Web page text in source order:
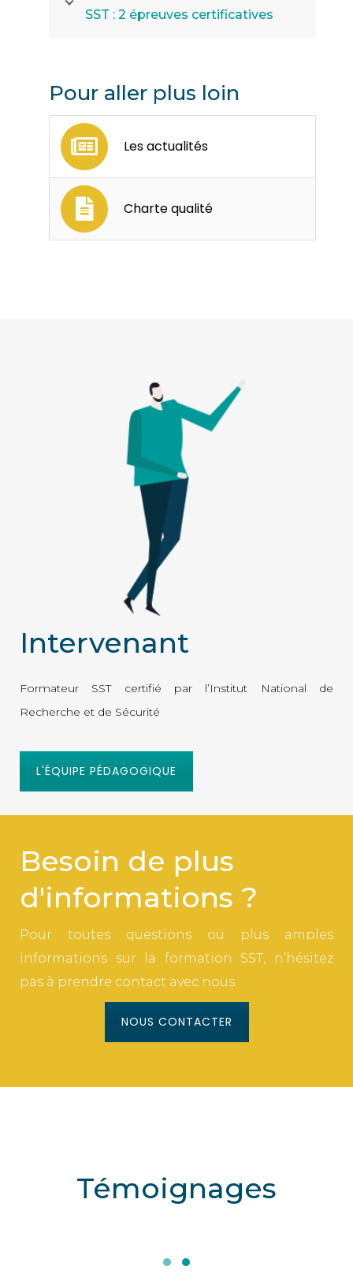
SST : 2 épreuves certificatives
Pour aller plus loin
Les actualités
Charte qualité
Intervenant
Formateur SST certifié par l’Institut National de
Recherche et de Sécurité
L'ÉQUIPE PÉDAGOGIQUE
Besoin de plus
d'informations ?
Pour toutes questions ou plus amples
informations sur la formation SST, n’hésitez
pas à prendre contact avec nous.
NOUS CONTACTER
Témoignages